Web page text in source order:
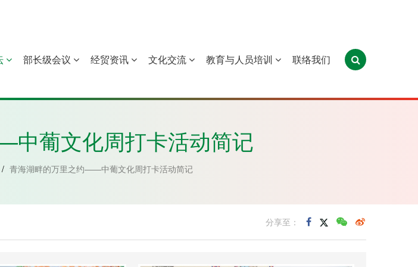
赤道几內亚 莫桑比克 葡萄牙 圣多美和普林西比 东帝汶
部长级会议 经贸资讯 文化交流 教育与人员培训 联络我们
葡文化周打卡活动简记
/ 青海湖畔的万里之约——中葡文化周打卡活动简记
分享至：